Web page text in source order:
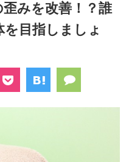
みを改善！？誰
目指しましょ